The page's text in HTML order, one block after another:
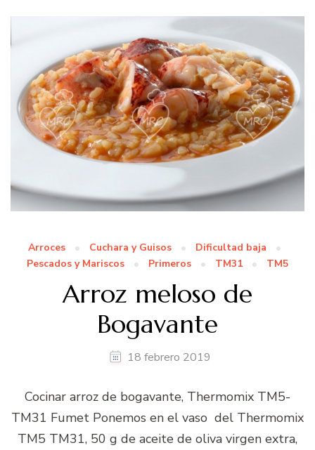
Arroces Cuchara y Guisos
Dificultad baja
Pescados y Mariscos
Primeros TM31 TM5
Arroz meloso de
Bogavante
18 febrero 2019
Cocinar arroz de bogavante, Thermomix TM5-
TM31 Fumet Ponemos en el vaso del Thermomix
TM5 TM31, 50 g de aceite de oliva virgen extra,